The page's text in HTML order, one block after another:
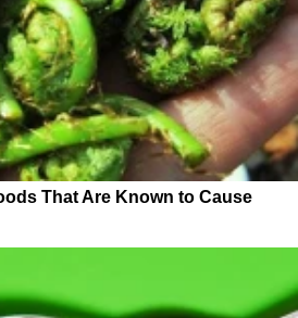
That Are Known to Cause